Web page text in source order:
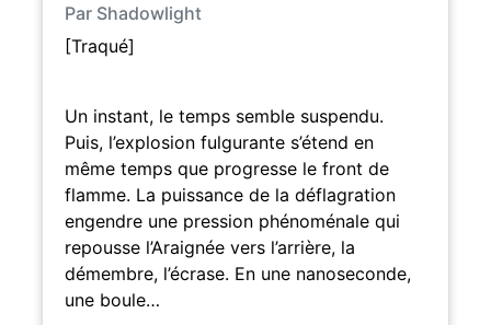
Par Shadowlight
[Traqué]
Un instant, le temps semble suspendu.
Puis, l’explosion fulgurante s’étend en
même temps que progresse le front de
flamme. La puissance de la déflagration
engendre une pression phénoménale qui
repousse l’Araignée vers l’arrière, la
démembre, l’écrase. En une nanoseconde,
une boule…